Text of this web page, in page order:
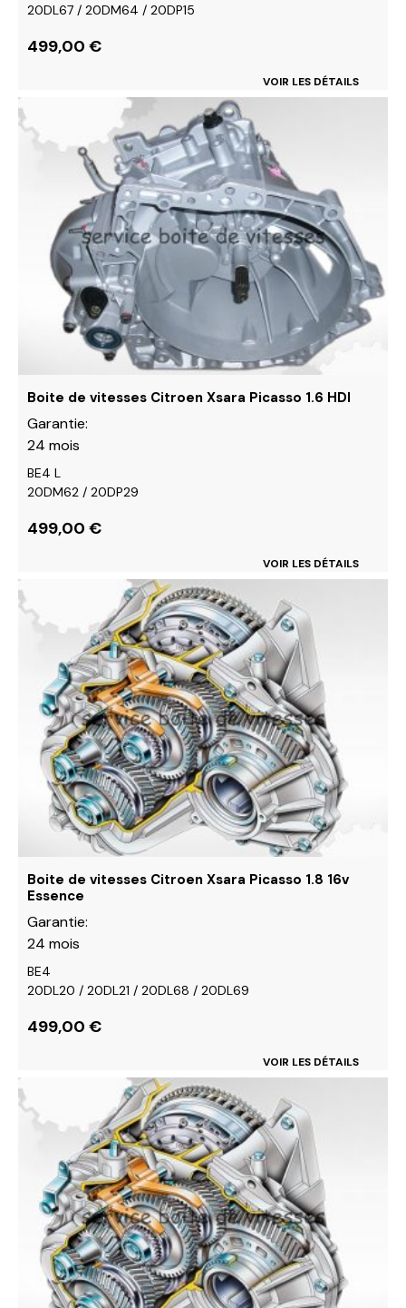
20DL67 / 20DM64 / 20DP15
499,00 €
VOIR LES DÉTAILS
Boite de vitesses Citroen Xsara Picasso 1.6 HDI
Garantie:
24 mois
BE4 L
20DM62 / 20DP29
499,00 €
VOIR LES DÉTAILS
Ce
produit
options
peuvent
choisies
du
Boite de vitesses Citroen Xsara Picasso 1.8 16v
Essence
Garantie:
24 mois
BE4
20DL20 / 20DL21 / 20DL68 / 20DL69
499,00 €
VOIR LES DÉTAILS
Ce
produit
plusieurs
variations.
options
peuvent
être
choisies
du
produit
Ce
produit
plusieurs
variations.
options
peuvent
être
choisies